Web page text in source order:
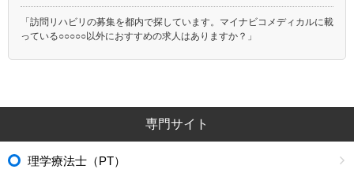
「訪問リハビリの募集を都内で探しています。マイナビコメディカルに載
っている○○○○○以外におすすめの求人はありますか？」
専門サイト
理学療法士（PT）